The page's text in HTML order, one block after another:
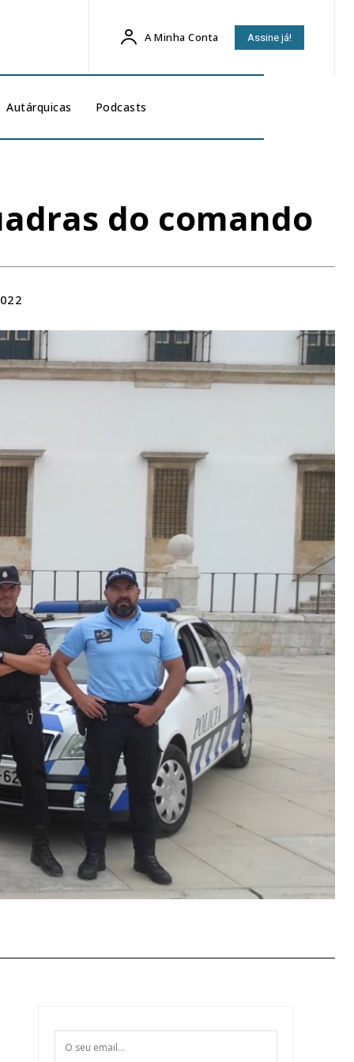
A Minha Conta Assine já!
Autárquicas Podcasts
do comando